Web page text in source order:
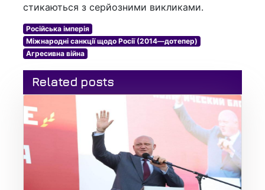
стикаються з серйозними викликами.
Російська імперія
Міжнародні санкції щодо Росії (2014—дотепер)
Агресивна війна
Related posts